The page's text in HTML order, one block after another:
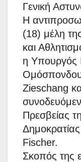
Γενική
Η
(18) μέλη
και
η Υπουργός
Ομόσπονδου
Zieschang
Πρεσβείας
Fischer.
Σκοπός της